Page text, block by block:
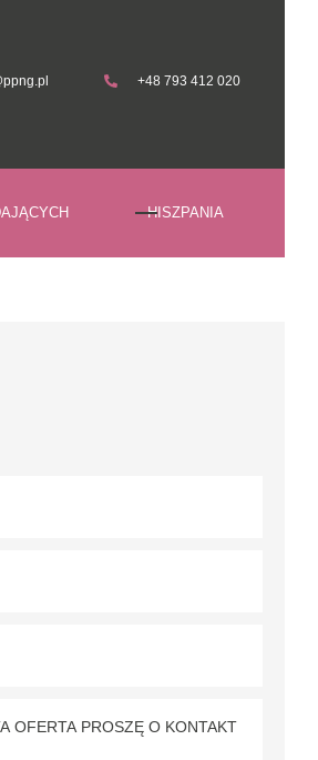
+48 793 412 020
HISZPANIA